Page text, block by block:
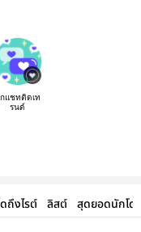
แชทติดเท
รนด์
ถึงไรต์ ลิสต์ สุดยอดนักโด